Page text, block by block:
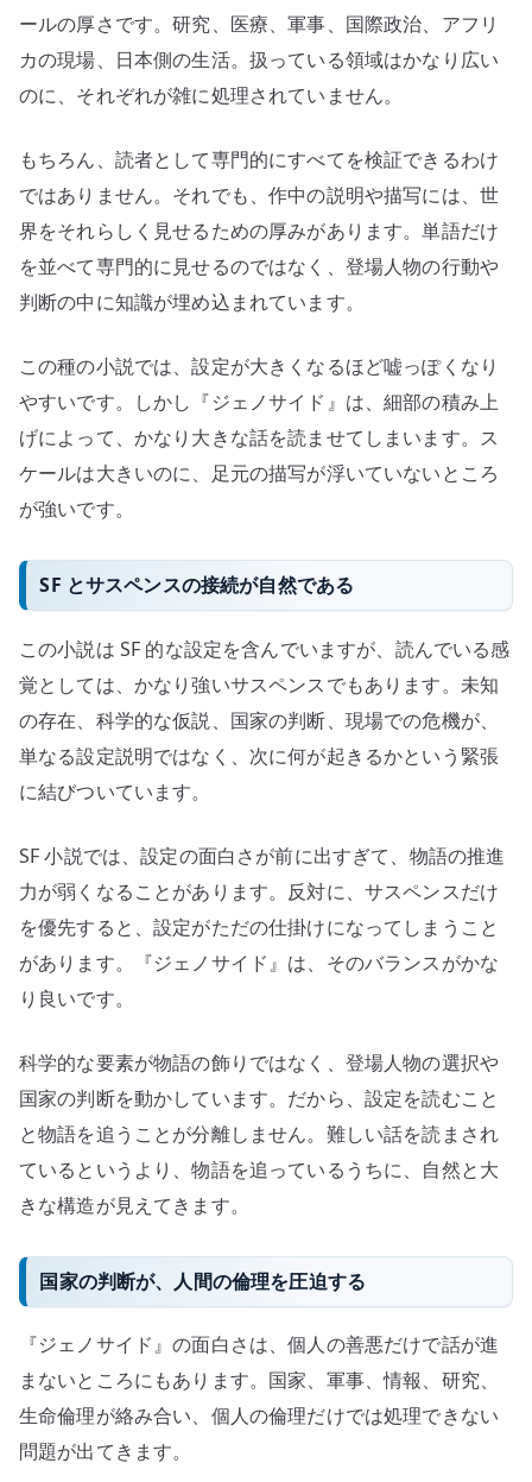
ールの厚さです。研究、医療、軍事、国際政治、アフリ
カの現場、日本側の生活。扱っている領域はかなり広い
のに、それぞれが雑に処理されていません。
もちろん、読者として専門的にすべてを検証できるわけ
ではありません。それでも、作中の説明や描写には、世
界をそれらしく見せるための厚みがあります。単語だけ
を並べて専門的に見せるのではなく、登場人物の行動や
判断の中に知識が埋め込まれています。
この種の小説では、設定が大きくなるほど嘘っぽくなり
やすいです。しかし『ジェノサイド』は、細部の積み上
げによって、かなり大きな話を読ませてしまいます。ス
ケールは大きいのに、足元の描写が浮いていないところ
が強いです。
SF とサスペンスの接続が自然である
この小説は SF 的な設定を含んでいますが、読んでいる感
覚としては、かなり強いサスペンスでもあります。未知
の存在、科学的な仮説、国家の判断、現場での危機が、
単なる設定説明ではなく、次に何が起きるかという緊張
に結びついています。
SF 小説では、設定の面白さが前に出すぎて、物語の推進
力が弱くなることがあります。反対に、サスペンスだけ
を優先すると、設定がただの仕掛けになってしまうこと
があります。『ジェノサイド』は、そのバランスがかな
り良いです。
科学的な要素が物語の飾りではなく、登場人物の選択や
国家の判断を動かしています。だから、設定を読むこと
と物語を追うことが分離しません。難しい話を読まされ
ているというより、物語を追っているうちに、自然と大
きな構造が見えてきます。
国家の判断が、人間の倫理を圧迫する
『ジェノサイド』の面白さは、個人の善悪だけで話が進
まないところにもあります。国家、軍事、情報、研究、
生命倫理が絡み合い、個人の倫理だけでは処理できない
問題が出てきます。